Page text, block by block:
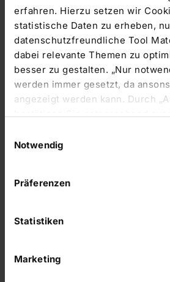
erfahren. Hierzu setzen wir
statistische Daten zu erheben,
datenschutzfreundliche Tool
dabei relevante Themen zu
besser zu gestalten. „Nur
werden immer gesetzt, da
angezeigt werden kann. Durch
erlauben Sie alle eingesetzten
Einstellungen anpassen.
finden Sie auch in unserer
Notwendig
Präferenzen
Statistiken
Marketing
Managers' Transactions &
03.09.2012
AKTIE IM FOKUS 2:
brechen ein - Fresenius
Übernahme auf
KORREKTUR/ANALYSE-
auf 'Reduce'
--------------- Weitere Informationen: